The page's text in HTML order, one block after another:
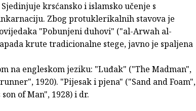
krsćansko i islamsko učenje s
Zbog protuklerikalnih stavova je
"Pobunjeni duhovi" ("al-Arwah al-
krute tradicionalne stege, javno je spaljena
na engleskom jeziku: "Luđak" ("The Madman",
1920). "Pijesak i pjena" ("Sand and Foam",
of Man", 1928) i dr.